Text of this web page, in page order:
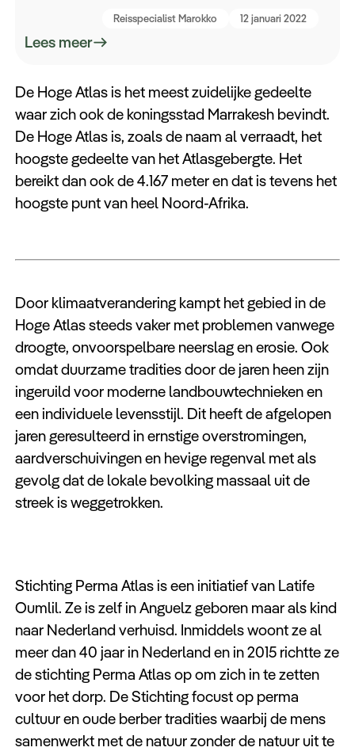
Reisspecialist Marokko 12 januari 2022
Lees meer
De Hoge Atlas is het meest zuidelijke gedeelte
waar zich ook de koningsstad Marrakesh bevindt.
De Hoge Atlas is, zoals de naam al verraadt, het
hoogste gedeelte van het Atlasgebergte. Het
bereikt dan ook de 4.167 meter en dat is tevens het
hoogste punt van heel Noord-Afrika.
Door klimaatverandering kampt het gebied in de
Hoge Atlas steeds vaker met problemen vanwege
droogte, onvoorspelbare neerslag en erosie. Ook
omdat duurzame tradities door de jaren heen zijn
ingeruild voor moderne landbouwtechnieken en
een individuele levensstijl. Dit heeft de afgelopen
jaren geresulteerd in ernstige overstromingen,
aardverschuivingen en hevige regenval met als
gevolg dat de lokale bevolking massaal uit de
streek is weggetrokken.
Stichting Perma Atlas is een initiatief van Latife
Oumlil. Ze is zelf in Anguelz geboren maar als kind
naar Nederland verhuisd. Inmiddels woont ze al
meer dan 40 jaar in Nederland en in 2015 richtte ze
de stichting Perma Atlas op om zich in te zetten
voor het dorp. De Stichting focust op perma
cultuur en oude berber tradities waarbij de mens
samenwerkt met de natuur zonder de natuur uit te